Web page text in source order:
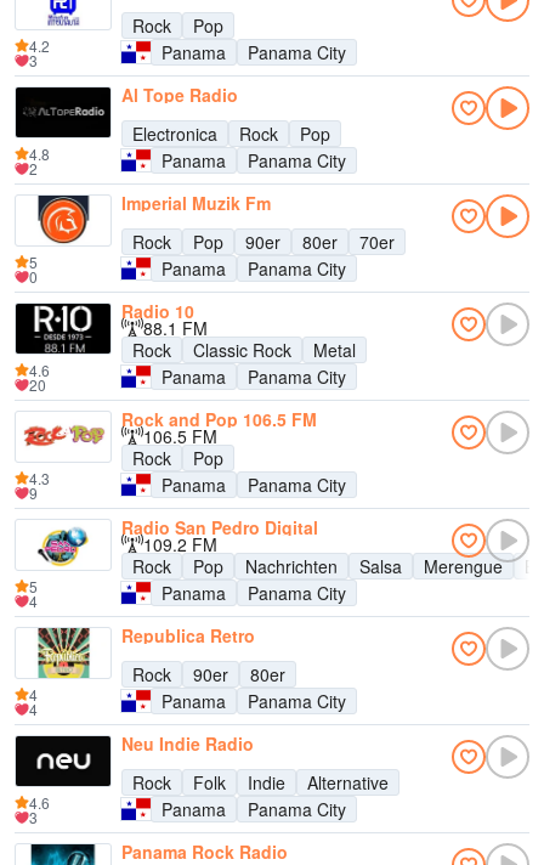
Rock
Pop
Panama
Panama City
4.2
3
Al Tope Radio
Electronica
Rock
Pop
Panama
Panama City
4.8
2
Imperial Muzik Fm
Rock
Pop 90er 80er
70er
Panama
Panama City
5
0
Radio 10
88.1 FM
Rock
Classic Rock
Metal
Panama
Panama City
4.6
20
Rock and Pop 106.5 FM
106.5 FM
Rock
Pop
Panama
Panama City
4.3
9
Radio San Pedro Digital
109.2 FM
Rock
Pop Nachrichten Salsa Merengue
Panama
Panama City
5
4
Republica Retro
Rock
90er
80er
Panama
Panama City
4
4
Neu Indie Radio
Rock
Folk Indie
Alternative
Panama
Panama City
4.6
3
Panama Rock Radio